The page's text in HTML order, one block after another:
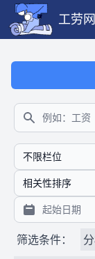
工劳网
搜索
筛选条件：